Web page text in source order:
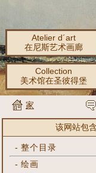
Atelier d´art
在尼斯艺术画廊
Collection
美术馆在圣彼得堡
家
该网站包含
-整个目录
-绘画